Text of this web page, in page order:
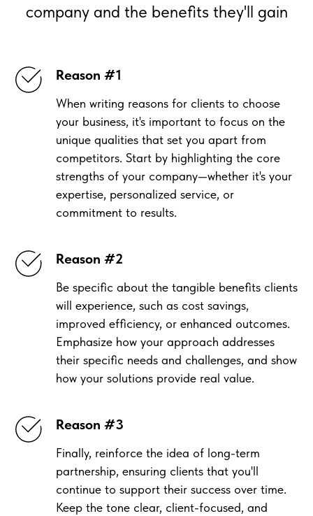
company and the benefits they'll gain
Reason #1
When writing reasons for clients to choose
your business, it's important to focus on the
unique qualities that set you apart from
competitors. Start by highlighting the core
strengths of your company—whether it's your
expertise, personalized service, or
commitment to results.
Reason #2
Be specific about the tangible benefits clients
will experience, such as cost savings,
improved efficiency, or enhanced outcomes.
Emphasize how your approach addresses
their specific needs and challenges, and show
how your solutions provide real value.
Reason #3
Finally, reinforce the idea of long-term
partnership, ensuring clients that you'll
continue to support their success over time.
Keep the tone clear, client-focused, and